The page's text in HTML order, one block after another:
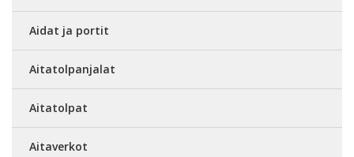
Aidat ja portit
Aitatolpanjalat
Aitatolpat
Aitaverkot